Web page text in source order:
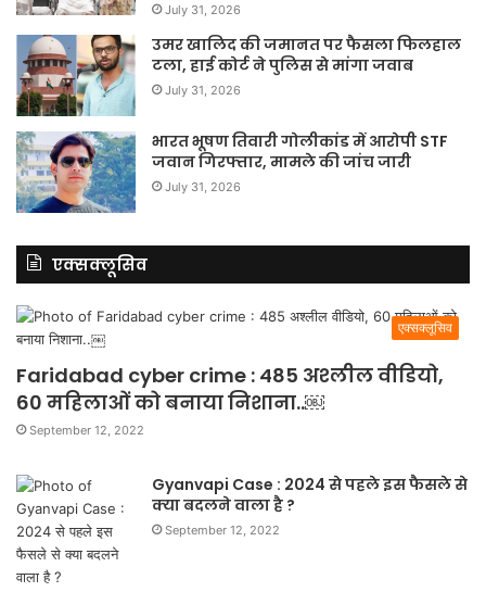
July 31, 2026
उमर खालिद की जमानत पर फैसला फिलहाल
टला, हाई कोर्ट ने पुलिस से मांगा जवाब
July 31, 2026
भारत भूषण तिवारी गोलीकांड में आरोपी STF
जवान गिरफ्तार, मामले की जांच जारी
July 31, 2026
एक्सक्लूसिव
एक्सक्लूसिव
Faridabad cyber crime : 485 अश्लील वीडियो,
60 महिलाओं को बनाया निशाना..￼
September 12, 2022
Gyanvapi Case : 2024 से पहले इस फैसले से
क्या बदलने वाला है ?
September 12, 2022